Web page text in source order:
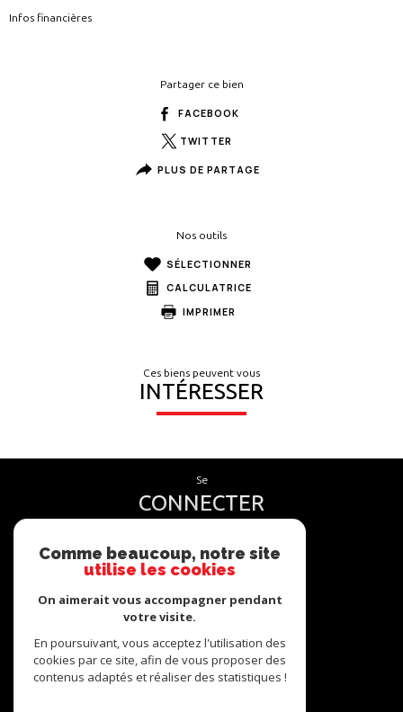
Infos financières
Partager ce bien
FACEBOOK
TWITTER
PLUS DE PARTAGE
Nos outils
SÉLECTIONNER
CALCULATRICE
IMPRIMER
Ces biens peuvent vous
INTÉRESSER
se
CONNECTER
SUIVRE
Comme beaucoup, notre site
utilise les cookies
On aimerait vous accompagner pendant
votre visite.
En poursuivant, vous acceptez l'utilisation des
cookies par ce site, afin de vous proposer des
contenus adaptés et réaliser des statistiques !